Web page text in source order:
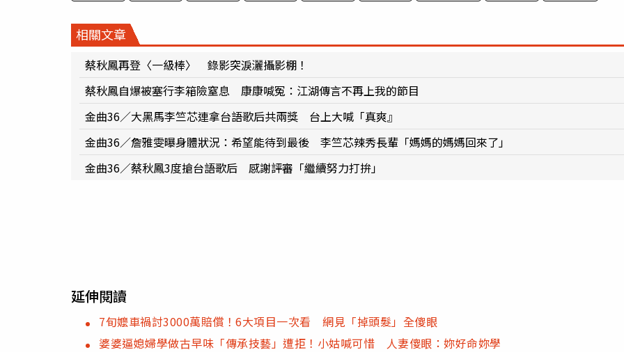
相關文章
蔡秋鳳再登〈一級棒〉 錄影突淚灑攝影棚！
蔡秋鳳自爆被塞行李箱險窒息 康康喊冤：江湖傳言不再上我的節目
金曲36／大黑馬李竺芯連拿台語歌后共兩獎 台上大喊「真爽』
金曲36／詹雅雯曝身體狀況：希望能待到最後 李竺芯辣秀長輩「媽媽的媽媽回來了」
金曲36／蔡秋鳳3度搶台語歌后 感謝評審「繼續努力打拚」
延伸閱讀
7旬嬤車禍討3000萬賠償！6大項目一次看 網見「掉頭髮」全傻眼
婆婆逼媳婦學做古早味「傳承技藝」遭拒！小姑喊可惜 人妻傻眼：妳好命妳學